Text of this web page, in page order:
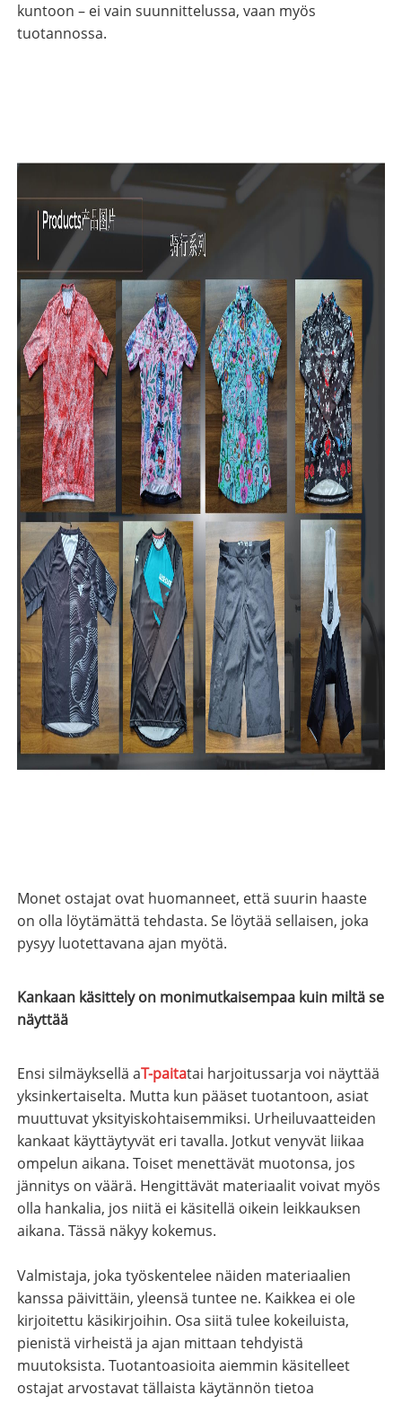
kuntoon – ei vain suunnittelussa, vaan myös
tuotannossa.
Monet ostajat ovat huomanneet, että suurin haaste
on olla löytämättä tehdasta. Se löytää sellaisen, joka
pysyy luotettavana ajan myötä.
Kankaan käsittely on monimutkaisempaa kuin miltä se
näyttää
Ensi silmäyksellä aT-paitatai harjoitussarja voi näyttää
yksinkertaiselta. Mutta kun pääset tuotantoon, asiat
muuttuvat yksityiskohtaisemmiksi. Urheiluvaatteiden
kankaat käyttäytyvät eri tavalla. Jotkut venyvät liikaa
ompelun aikana. Toiset menettävät muotonsa, jos
jännitys on väärä. Hengittävät materiaalit voivat myös
olla hankalia, jos niitä ei käsitellä oikein leikkauksen
aikana. Tässä näkyy kokemus.
Valmistaja, joka työskentelee näiden materiaalien
kanssa päivittäin, yleensä tuntee ne. Kaikkea ei ole
kirjoitettu käsikirjoihin. Osa siitä tulee kokeiluista,
pienistä virheistä ja ajan mittaan tehdyistä
muutoksista. Tuotantoasioita aiemmin käsitelleet
ostajat arvostavat tällaista käytännön tietoa